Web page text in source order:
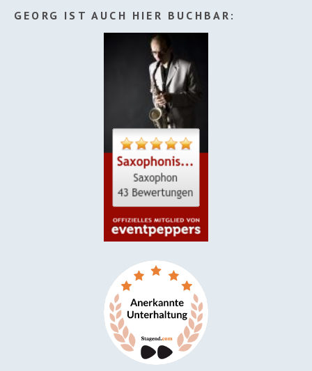
GEORG IST AUCH HIER BUCHBAR: